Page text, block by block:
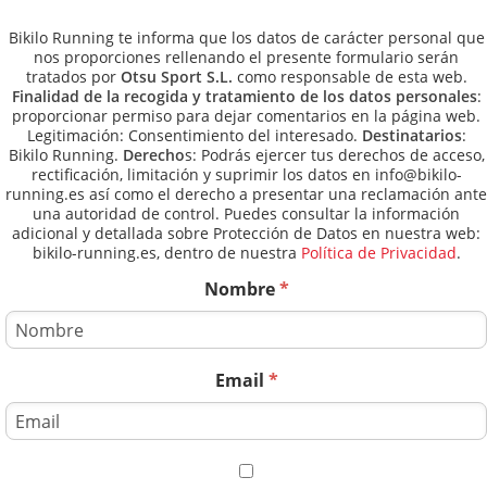
Bikilo Running te informa que los datos de carácter personal que
nos proporciones rellenando el presente formulario serán
tratados por Otsu Sport S.L. como responsable de esta web.
Finalidad de la recogida y tratamiento de los datos personales:
proporcionar permiso para dejar comentarios en la página web.
Legitimación: Consentimiento del interesado. Destinatarios:
Bikilo Running. Derechos: Podrás ejercer tus derechos de acceso,
rectificación, limitación y suprimir los datos en info@bikilo-
running.es así como el derecho a presentar una reclamación ante
una autoridad de control. Puedes consultar la información
adicional y detallada sobre Protección de Datos en nuestra web:
bikilo-running.es, dentro de nuestra Política de Privacidad.
Nombre*
Email *